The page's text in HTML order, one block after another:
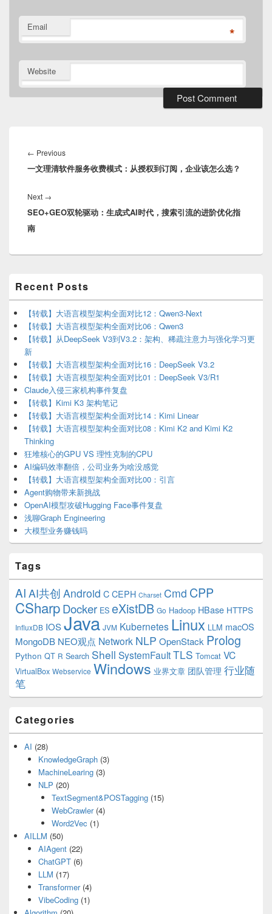
Email *
Website
navigation
← PreviousPrevious
post:
一文理清软件服务收费模式：从授权到订阅，企业该怎么选？
Next →
post:
SEO+GEO双轮驱动：生成式AI时代，搜索引流的进阶优化指
南
Sidebar
Widget
Area
Recent Posts
【转载】大语言模型架构全面对比12：Qwen3-Next
【转载】大语言模型架构全面对比06：Qwen3
【转载】从DeepSeek V3到V3.2：架构、稀疏注意力与强化学习更
新
【转载】大语言模型架构全面对比16：DeepSeek V3.2
【转载】大语言模型架构全面对比01：DeepSeek V3/R1
Claude入侵三家机构事件复盘
【转载】Kimi K3 架构笔记
【转载】大语言模型架构全面对比14：Kimi Linear
【转载】大语言模型架构全面对比08：Kimi K2 and Kimi K2
Thinking
狂堆核心的GPU VS 理性克制的CPU
AI编码效率翻倍，公司业务为啥没感觉
【转载】大语言模型架构全面对比00：引言
Agent购物带来新挑战
OpenAI模型攻破Hugging Face事件复盘
浅聊Graph Engineering
大模型业务赚钱吗
Tags
AI AI共创 Android C CEPH Charset Cmd CPP
CSharpDocker ES eXistDB Go Hadoop HBase HTTPS
InfluxDB IOSJava JVM Kubernetes Linux LLM macOS
MongoDB NEO观点 Network NLP OpenStack Prolog
Python QT R Search Shell SystemFaultTLS Tomcat VC
VirtualBox Webservice Windows 业界文章 团队管理 行业随
笔
Categories
AI (28)
KnowledgeGraph(3)
MachineLearing(3)
NLP (20)
TextSegment&POSTagging (15)
WebCrawler(4)
Word2Vec (1)
AILLM (50)
AIAgent(22)
ChatGPT(6)
LLM (17)
Transformer(4)
VibeCoding(1)